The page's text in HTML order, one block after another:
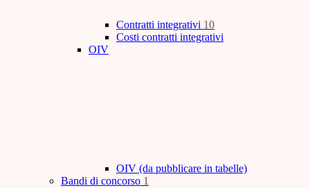
Contratti integrativi 10
Costi contratti integrativi
OIV
OIV (da pubblicare in tabelle)
Bandi di concorso 1